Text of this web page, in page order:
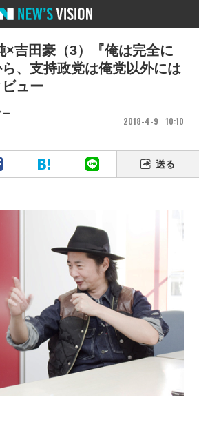
ー
2018 4 9 10 10
×吉田豪（3）『俺は完全に
、支持政党は俺党以外には
ュー
送る